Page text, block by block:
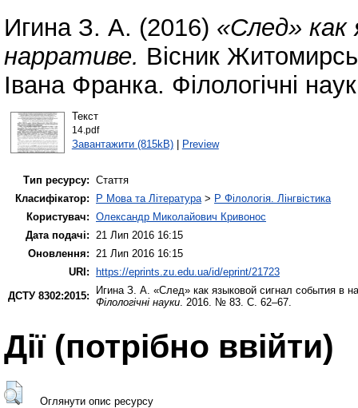
Игина З. А. (2016) «След» как
нарративе. Вісник
Івана Франка. Філологічні
Текст
14.pdf
Завантажити (815kB)| Preview
Тип ресурсу: Стаття
Класифікатор:
P Мова та Література> P Філологія. Лінгвістика
Користувач: Олександр Миколайович Кривонос
Дата подачі: 21 Лип 2016 16:15
Оновлення: 21 Лип 2016 16:15
URI:
https://eprints.zu.edu.ua/id/eprint/21723
ДСТУ 8302:2015:
Игина З. А. «След» как языковой сигнал события в
Філологічні науки. 2016. № 83. С. 62–67.
Дії ​​(потрібно ввійти)
Оглянути опис ресурсу